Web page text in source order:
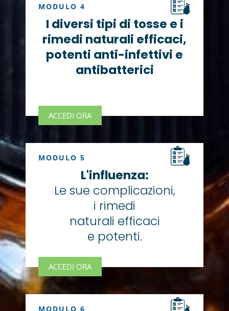
MODULO 4
I diversi tipi di tosse e i
rimedi naturali efficaci,
potenti anti-infettivi e
antibatterici
ACCEDI ORA
MODULO 5
L'influenza:
Le sue complicazioni,
i rimedi
naturali efficaci
e potenti.
ACCEDI ORA
MODULO 6